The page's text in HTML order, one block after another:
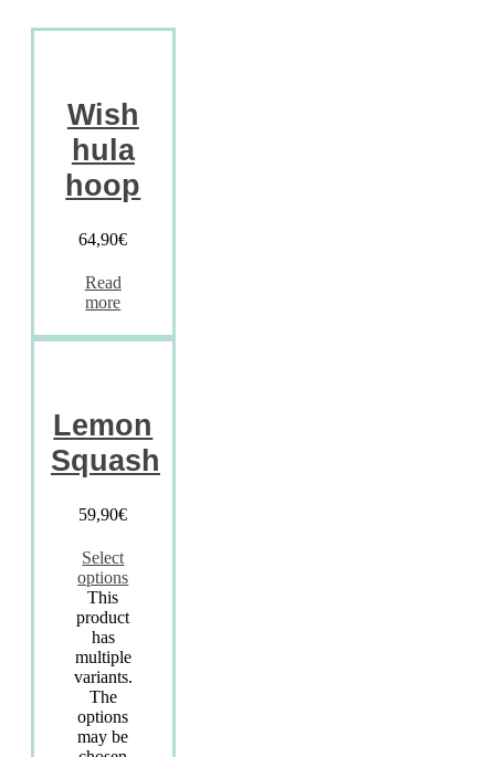
Wish
hula
hoop
64,90€
Read
more
Lemon
Squash
59,90€
Select
options
This
product
has
multiple
variants.
The
options
may be